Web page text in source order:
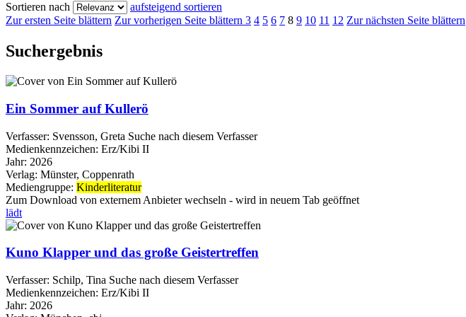
Sortieren nach
aufsteigend sortieren
Zur ersten Seite blättern Zur vorherigen Seite blättern 3 4 5 6 7 8 9 10 11 12 Zur nächsten Seite blättern
Suchergebnis
Ein Sommer auf Kullerö
Verfasser: Svensson, Greta Suche nach diesem Verfasser
Medienkennzeichen: Erz/Kibi II
Jahr: 2026
Verlag: Münster, Coppenrath
Mediengruppe: Kinderliteratur
Zum Download von externem Anbieter wechseln - wird in neuem Tab geöffnet
lädt
Kuno Klapper und das große Geistertreffen
Verfasser: Schilp, Tina Suche nach diesem Verfasser
Medienkennzeichen: Erz/Kibi II
Jahr: 2026